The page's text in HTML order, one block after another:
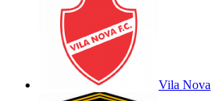
Vila Nova